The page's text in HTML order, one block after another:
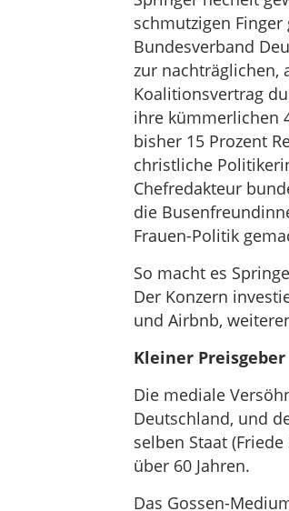
schmutzigen
Bundesverband
zur nachträglichen,
Koalitionsvertrag
ihre kümmerlichen
bisher 15 Prozent
christliche
Chefredakteur
die
Frauen-Politik
So macht es
Der Konzern
und Airbnb,
Kleiner
Die mediale
Deutschland, und
selben Staat
über 60 Jahren.
Das Gossen-